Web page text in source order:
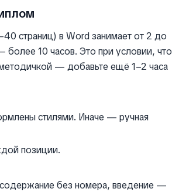
страниц) в Word занимает от 2 до
10 часов. Это при условии, что
— добавьте ещё 1–2 часа
стилями. Иначе — ручная
позиции.
без номера, введение —